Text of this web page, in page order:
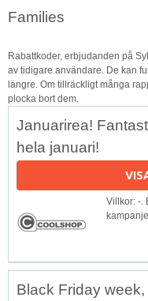
Families
Rabattkoder, erbjudanden på
av tidigare användare. De kan
längre. Om tillräckligt många
plocka bort dem.
Januarirea!
hela januari!
Villkor: -.
Black Friday